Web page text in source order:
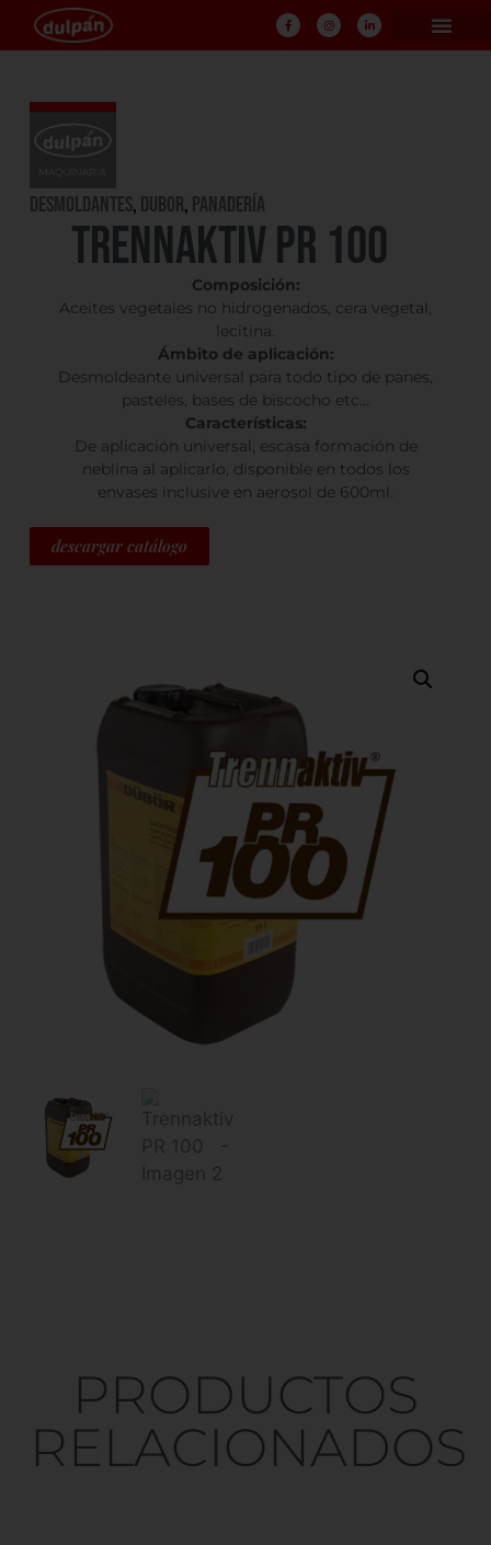
Desmoldantes, DUBOR, PANADERÍA
TRENNAKTIV PR 100
Composición:
Aceites vegetales no hidrogenados, cera vegetal,
lecitina.
Ámbito de aplicación:
Desmoldeante universal para todo tipo de panes,
pasteles, bases de biscocho etc…
Características:
De aplicación universal, escasa formación de
neblina al aplicarlo, disponible en todos los
envases inclusive en aerosol de 600ml.
descargar catálogo
PRODUCTOS
RELACIONADOS